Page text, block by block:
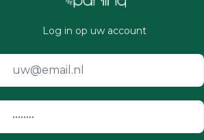
Log in op uw account